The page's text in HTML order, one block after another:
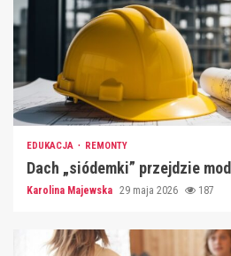
EDUKACJA REMONTY
Dach „siódemki” przejdzie
Karolina Majewska 29 maja 2026 187